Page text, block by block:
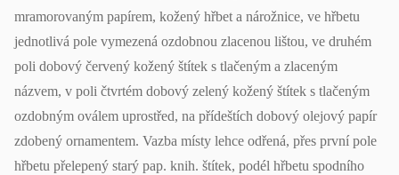
mramorovaným papírem, kožený hřbet a nárožnice, ve hřbetu
jednotlivá pole vymezená ozdobnou zlacenou lištou, ve druhém
poli dobový červený kožený štítek s tlačeným a zlaceným
názvem, v poli čtvrtém dobový zelený kožený štítek s tlačeným
ozdobným oválem uprostřed, na přídeštích dobový olejový papír
zdobený ornamentem. Vazba místy lehce odřená, přes první pole
hřbetu přelepený starý pap. knih. štítek, podél hřbetu spodního